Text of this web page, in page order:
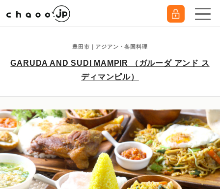
豊田市｜アジアン・各国料理
GARUDA AND SUDI MAMPIR （ガルーダ アンド ス
ディマンピル）